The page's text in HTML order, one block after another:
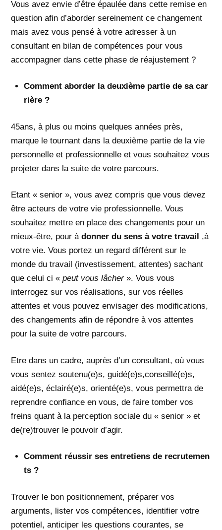
Vous avez envie d’être épaulée dans cette remise en
question afin d’aborder sereinement ce changement
mais avez vous pensé à votre adresser à un
consultant en bilan de compétences pour vous
accompagner dans cette phase de réajustement ?
Comment aborder la deuxième partie de sa car
rière ?
45ans, à plus ou moins quelques années près,
marque le tournant dans la deuxième partie de la vie
personnelle et professionnelle et vous souhaitez vous
projeter dans la suite de votre parcours.
Etant « senior », vous avez compris que vous devez
être acteurs de votre vie professionnelle. Vous
souhaitez mettre en place des changements pour un
mieux-être, pour àdonner du sens à votre travail ,à
votre vie. Vous portez un regard différent sur le
monde du travail (investissement, attentes) sachant
que celui ci «peut vous lâcher». Vous vous
interrogez sur vos réalisations, sur vos réelles
attentes et vous pouvez envisager des modifications,
des changements afin de répondre à vos attentes
pour la suite de votre parcours.
Etre dans un cadre, auprès d’un consultant, où vous
vous sentez soutenu(e)s, guidé(e)s,conseillé(e)s,
aidé(e)s, éclairé(e)s, orienté(e)s, vous permettra de
reprendre confiance en vous, de faire tomber vos
freins quant à la perception sociale du « senior » et
de(re)trouver le pouvoir d’agir.
Comment réussir ses entretiens de recrutemen
ts ?
Trouver le bon positionnement, préparer vos
arguments, lister vos compétences, identifier votre
potentiel, anticiper les questions courantes, se